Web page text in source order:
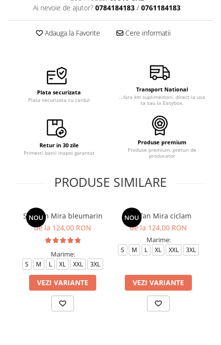
Ai nevoie de ajutor? 0784184183 / 0761184183
Adauga la Favorite Cere informatii
Plata securizata
Plata securizata cu cardul
Transport National
...fara km suplimentari, direct la usa
ta sau la Easybox.
Retur in 30 zile
Primesti banii inapoi garantat
Produse premium
Produse premium, preturi de
producator
PRODUSE SIMILARE
NOU
Sarafan Mira bleumarin
de la 124,00 RON
Marime:
S M L XL XXL 3XL
VEZI VARIANTE
NOU
Sarafan Mira ciclam
de la 124,00 RON
Marime:
S M L XL XXL 3XL
VEZI VARIANTE